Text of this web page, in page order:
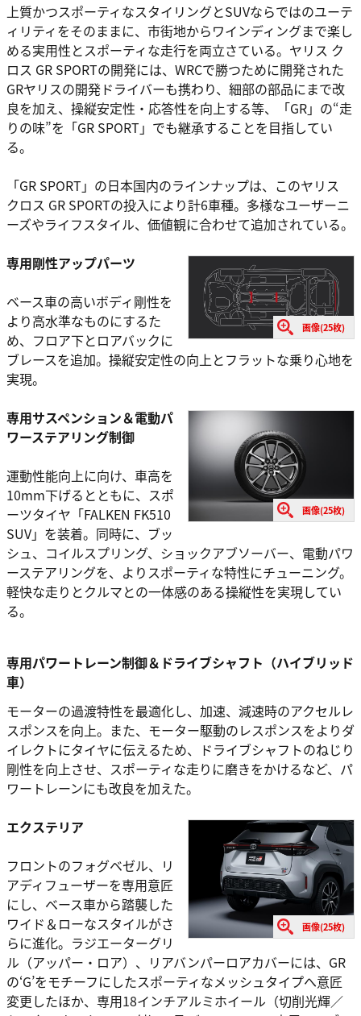
上質かつスポーティなスタイリングとSUVならではのユーテ
ィリティをそのままに、市街地からワインディングまで楽し
める実用性とスポーティな走行を両立さている。ヤリス ク
ロス GR SPORTの開発には、WRCで勝つために開発された
GRヤリスの開発ドライバーも携わり、細部の部品にまで改
良を加え、操縦安定性・応答性を向上する等、「GR」の“走
りの味”を「GR SPORT」でも継承することを目指してい
る。
「GR SPORT」の日本国内のラインナップは、このヤリス
クロス GR SPORTの投入により計6車種。多様なユーザーニ
ーズやライフスタイル、価値観に合わせて追加されている。
画像(25枚)
専用剛性アップパーツ
ベース車の高いボディ剛性を
より高水準なものにするた
め、フロア下とロアバックに
ブレースを追加。操縦安定性の向上とフラットな乗り心地を
実現。
画像(25枚)
専用サスペンション＆電動パ
ワーステアリング制御
運動性能向上に向け、車高を
10mm下げるとともに、スポ
ーツタイヤ「FALKEN FK510
SUV」を装着。同時に、ブッ
シュ、コイルスプリング、ショックアブソーバー、電動パワ
ーステアリングを、よりスポーティな特性にチューニング。
軽快な走りとクルマとの一体感のある操縦性を実現してい
る。
専用パワートレーン制御＆ドライブシャフト（ハイブリッド
車）
モーターの過渡特性を最適化し、加速、減速時のアクセルレ
スポンスを向上。また、モーター駆動のレスポンスをよりダ
イレクトにタイヤに伝えるため、ドライブシャフトのねじり
剛性を向上させ、スポーティな走りに磨きをかけるなど、パ
ワートレーンにも改良を加えた。
画像(25枚)
エクステリア
フロントのフォグベゼル、リ
アディフューザーを専用意匠
にし、ベース車から踏襲した
ワイド＆ローなスタイルがさ
らに進化。ラジエーターグリ
ル（アッパー・ロア）、リアバンパーロアカバーには、GR
の‘G’をモチーフにしたスポーティなメッシュタイプへ意匠
変更したほか、専用18インチアルミホイール（切削光輝／